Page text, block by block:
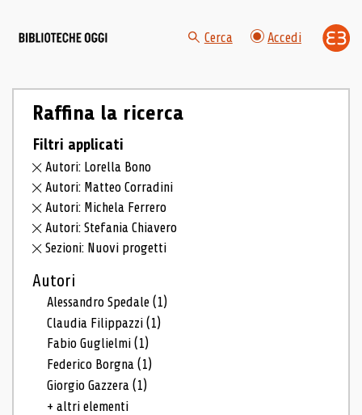
Cerca Accedi
Raffina la ricerca
Filtri applicati
Autori: Lorella Bono
Autori: Matteo Corradini
Autori: Michela Ferrero
Autori: Stefania Chiavero
Sezioni: Nuovi progetti
Autori
Alessandro Spedale(1)
Claudia Filippazzi(1)
Fabio Guglielmi(1)
Federico Borgna(1)
Giorgio Gazzera(1)
+ altri elementi